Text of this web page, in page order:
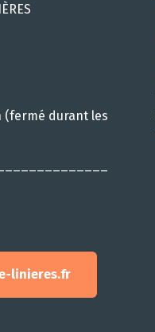
(fermé durant les
linieres.fr